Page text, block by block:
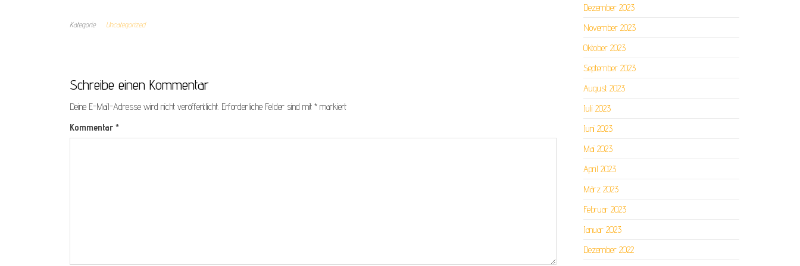
Kategorie Uncategorized
Schreibe einen Kommentar
Deine E-Mail-Adresse wird nicht veröffentlicht. Erforderliche Felder sind mit * markiert
Kommentar *
Dezember 2023
November 2023
Oktober 2023
September 2023
August 2023
Juli 2023
Juni 2023
Mai 2023
April 2023
März 2023
Februar 2023
Januar 2023
Dezember 2022